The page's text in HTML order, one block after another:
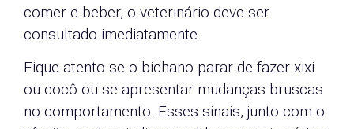
comer e beber, o veterinário deve ser
consultado imediatamente.
Fique atento se o bichano parar de fazer xixi
ou cocô ou se apresentar mudanças bruscas
no comportamento. Esses sinais, junto com o